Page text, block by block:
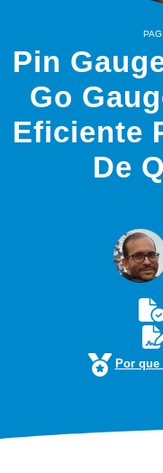
Pin
Go
Eficiente
De
Por